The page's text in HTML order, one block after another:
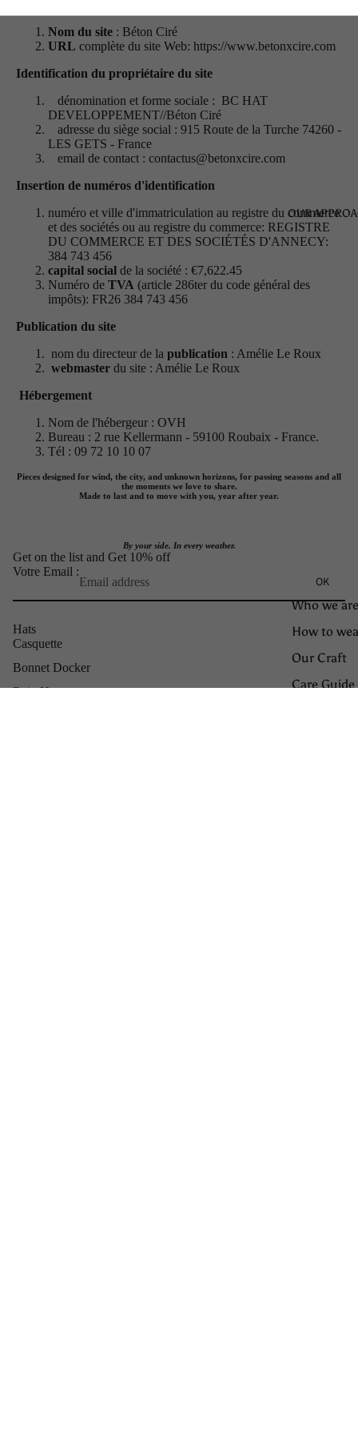
NIC
OUR
Who we
How to
Our Craft
Care Guide
Nom du site : Béton Ciré
URL complète du site Web: https://www.betonxcire.com
Identification du propriétaire du site
dénomination et forme sociale : BC HAT
DEVELOPPEMENT//Béton Ciré
adresse du siège social : 915 Route de la Turche 74260 -
LES GETS - France
email de contact : contactus@betonxcire.com
Insertion de numéros d'identification
numéro et ville d'immatriculation au registre du commerce
et des sociétés ou au registre du commerce: REGISTRE
DU COMMERCE ET DES SOCIÉTÉS D'ANNECY:
384 743 456
capital social de la société : €7,622.45
Numéro de TVA (article 286ter du code général des
impôts): FR26 384 743 456
Publication du site
nom du directeur de la publication : Amélie Le Roux
webmaster du site : Amélie Le Roux
Hébergement
Nom de l'hébergeur : OVH
Bureau : 2 rue Kellermann - 59100 Roubaix - France.
Tél : 09 72 10 10 07
Pieces designed for wind, the city, and unknown horizons, for passing seasons and all
the moments we love to share.
Made to last and to move with you, year after year.
By your side. In every weather.
Get on the list and Get 10% off
Votre Email :
OK
Hats
Casquette
Bonnet Docker
Rain Hat